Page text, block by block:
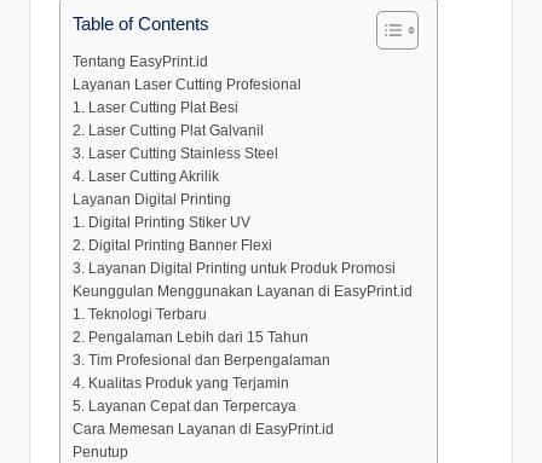
Table of Contents
Tentang EasyPrint.id
Layanan Laser Cutting Profesional
1. Laser Cutting Plat Besi
2. Laser Cutting Plat Galvanil
3. Laser Cutting Stainless Steel
4. Laser Cutting Akrilik
Layanan Digital Printing
1. Digital Printing Stiker UV
2. Digital Printing Banner Flexi
3. Layanan Digital Printing untuk Produk Promosi
Keunggulan Menggunakan Layanan di EasyPrint.id
1. Teknologi Terbaru
2. Pengalaman Lebih dari 15 Tahun
3. Tim Profesional dan Berpengalaman
4. Kualitas Produk yang Terjamin
5. Layanan Cepat dan Terpercaya
Cara Memesan Layanan di EasyPrint.id
Penutup